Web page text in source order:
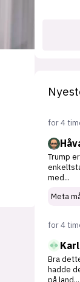
for 4
Trump
med...
Meta
for 4
Bra
hadde
på land...